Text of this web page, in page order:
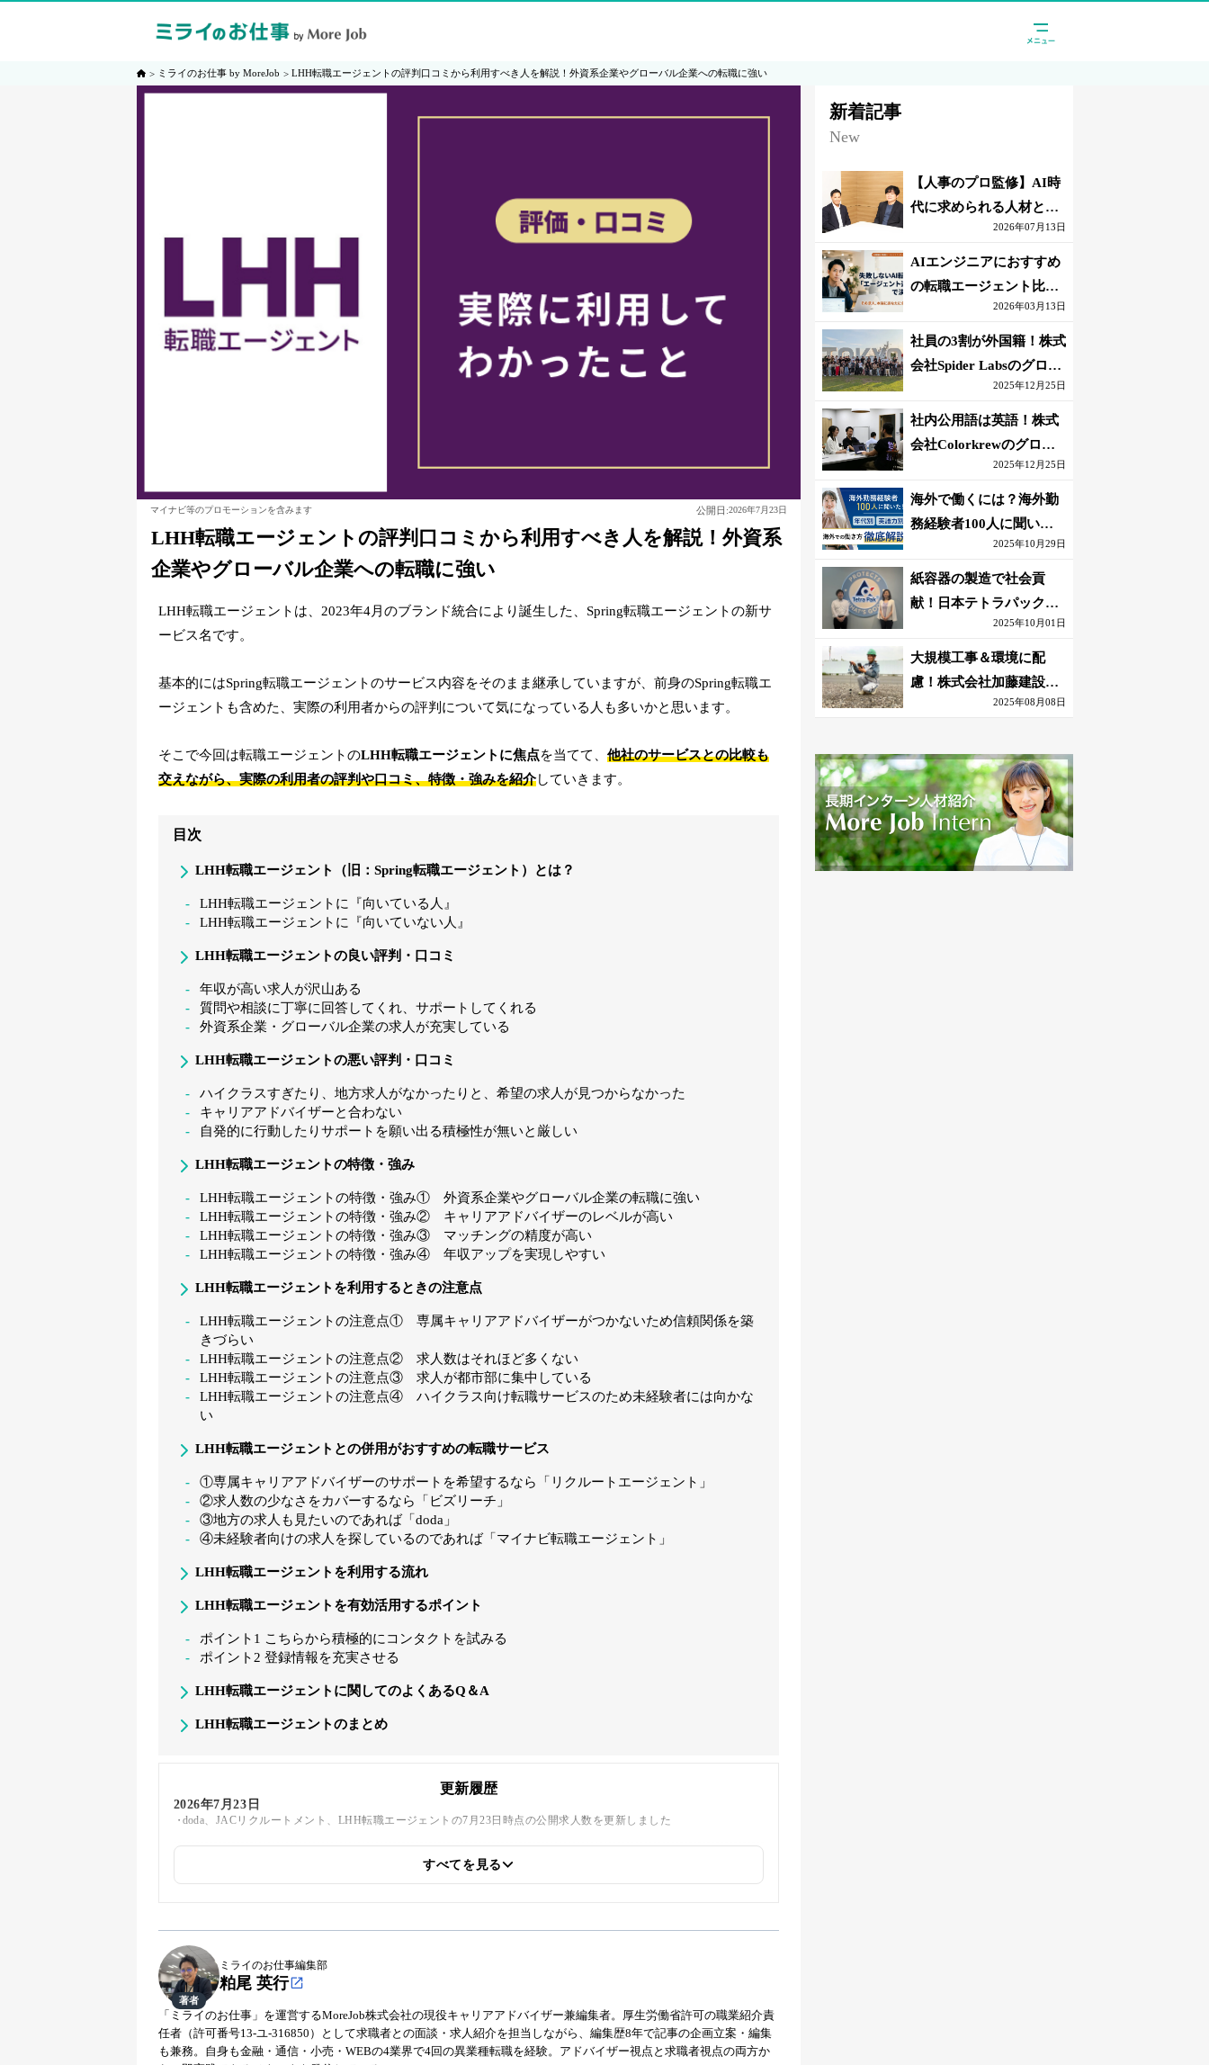
ミライのお仕事 by MoreJob LHH転職エージェントの評判口コミから利用すべき人を解説！外資系企業やグローバル企業への転職に強い
マイナビ等のプロモーションを含みます 公開日:2026年7月23日
LHH転職エージェントの評判口コミから利用すべき人を解説！外資系
企業やグローバル企業への転職に強い
LHH転職エージェントは、2023年4月のブランド統合により誕生した、Spring転職エージェントの新サ
ービス名です。
基本的にはSpring転職エージェントのサービス内容をそのまま継承していますが、前身のSpring転職エ
ージェントも含めた、実際の利用者からの評判について気になっている人も多いかと思います。
そこで今回は転職エージェントのLHH転職エージェントに焦点を当てて、 他社のサービスとの比較も
交えながら、実際の利用者の評判や口コミ、特徴・強みを紹介していきます。
目次
LHH転職エージェント（旧：Spring転職エージェント）とは？
LHH転職エージェントに『向いている人』
LHH転職エージェントに『向いていない人』
LHH転職エージェントの良い評判・口コミ
年収が高い求人が沢山ある
質問や相談に丁寧に回答してくれ、サポートしてくれる
外資系企業・グローバル企業の求人が充実している
LHH転職エージェントの悪い評判・口コミ
ハイクラスすぎたり、地方求人がなかったりと、希望の求人が見つからなかった
キャリアアドバイザーと合わない
自発的に行動したりサポートを願い出る積極性が無いと厳しい
LHH転職エージェントの特徴・強み
LHH転職エージェントの特徴・強み① 外資系企業やグローバル企業の転職に強い
LHH転職エージェントの特徴・強み② キャリアアドバイザーのレベルが高い
LHH転職エージェントの特徴・強み③ マッチングの精度が高い
LHH転職エージェントの特徴・強み④ 年収アップを実現しやすい
LHH転職エージェントを利用するときの注意点
LHH転職エージェントの注意点① 専属キャリアアドバイザーがつかないため信頼関係を築
きづらい
LHH転職エージェントの注意点② 求人数はそれほど多くない
LHH転職エージェントの注意点③ 求人が都市部に集中している
LHH転職エージェントの注意点④ ハイクラス向け転職サービスのため未経験者には向かな
い
LHH転職エージェントとの併用がおすすめの転職サービス
①専属キャリアアドバイザーのサポートを希望するなら「リクルートエージェント」
②求人数の少なさをカバーするなら「ビズリーチ」
③地方の求人も見たいのであれば「doda」
④未経験者向けの求人を探しているのであれば「マイナビ転職エージェント」
LHH転職エージェントを利用する流れ
LHH転職エージェントを有効活用するポイント
ポイント1 こちらから積極的にコンタクトを試みる
ポイント2 登録情報を充実させる
LHH転職エージェントに関してのよくあるQ＆A
LHH転職エージェントのまとめ
更新履歴
2026年7月23日
doda、JACリクルートメント、LHH転職エージェントの7月23日時点の公開求人数を更新しました
最新の情報をもとにFAQのデータを更新しました
コンテンツを整理し、より分かりやすい流れに変更しました
2026年3月25日
doda、JACリクルートメント、LHH転職エージェントの3月25日時点の公開求人数を更新しました
2026年3月23日
すべてを見る
著者
ミライのお仕事編集部
粕尾 英行
「ミライのお仕事」を運営するMoreJob株式会社の現役キャリアアドバイザー兼編集者。厚生労働省許可の職業紹介責
任者（許可番号13-ユ-316850）として求職者との面談・求人紹介を担当しながら、編集歴8年で記事の企画立案・編集
も兼務。自身も金融・通信・小売・WEBの4業界で4回の異業種転職を経験。アドバイザー視点と求職者視点の両方か
新着記事
New
【人事のプロ監修】AI時
代に求められる人材と
は？「代替されない人」
の条件
2026年07月13日
AIエンジニアにおすすめ
の転職エージェント比較
｜失敗しない選び方【採
点表つき】
2026年03月13日
社員の3割が外国籍！株式
会社Spider Labsのグロー
2025年12月25日
社内公用語は英語！株式
会社Colorkrewのグロー
バルかつ若手が輝く環境
2025年12月25日
海外で働くには？海外勤
務経験者100人に聞いた
おすすめ職種｜英語話せ
ないOK求人はある？
2025年10月29日
紙容器の製造で社会貢
献！日本テトラパック株
式会社のグローバルな環
境
2025年10月01日
大規模工事＆環境に配
慮！株式会社加藤建設の
若手が語る現場監督の働
2025年08月08日